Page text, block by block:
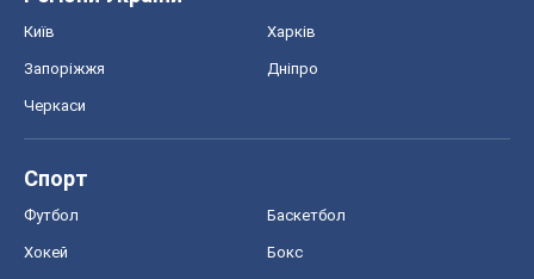
Київ Харків
Запоріжжя Дніпро
Черкаси
Спорт
Футбол Баскетбол
Хокей Бокс